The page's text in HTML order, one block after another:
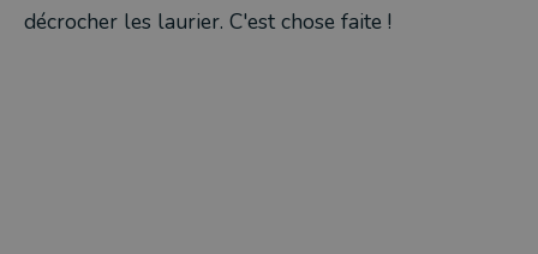
décrocher les laurier. C'est chose faite !